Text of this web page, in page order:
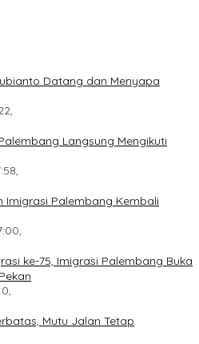
Datang dan Menyapa
Langsung Mengikuti
Imigrasi Palembang Kembali
ke-75, Imigrasi Palembang Buka
Mutu Jalan Tetap